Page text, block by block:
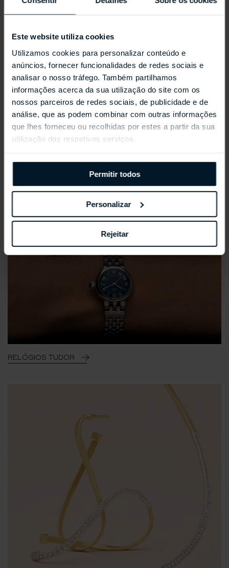
Este website utiliza cookies
Utilizamos cookies para personalizar conteúdo e
anúncios, fornecer funcionalidades de redes sociais e
analisar o nosso tráfego. Também partilhamos
informações acerca da sua utilização do site com os
nossos parceiros de redes sociais, de publicidade e de
análise, que as podem combinar com outras informações
que lhes forneceu ou recolhidas por estes a partir da sua
utilização dos respetivos serviços.
Permitir todos
Personalizar
Rejeitar
REPOSSI ANTIFER
RELÓGIOS TUDOR